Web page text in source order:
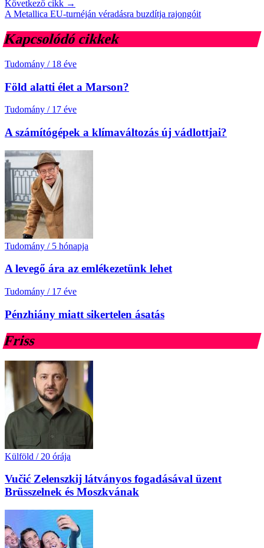
Következő cikk →
A Metallica EU-turnéján véradásra buzdítja rajongóit
Kapcsolódó cikkek
Tudomány / 18 éve
Föld alatti élet a Marson?
Tudomány / 17 éve
A számítógépek a klímaváltozás új vádlottjai?
Tudomány / 5 hónapja
A levegő ára az emlékezetünk lehet
Tudomány / 17 éve
Pénzhiány miatt sikertelen ásatás
Friss
Külföld / 20 órája
Vučić Zelenszkij látványos fogadásával üzent
Brüsszelnek és Moszkvának